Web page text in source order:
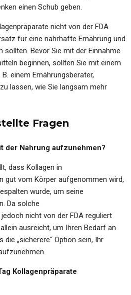
einen Schub geben.
nicht von der FDA
für eine nahrhafte Ernährung und
sollten. Bevor Sie mit der Einnahme
beginnen, sollten Sie mit einem
einem Ernährungsberater,
lassen, wie Sie langsam mehr
Fragen
der Nahrung aufzunehmen?
dass Kollagen in
gut vom Körper aufgenommen wird,
wurde, um seine
Da solche
nicht von der FDA reguliert
ausreicht, um Ihren Bedarf an
die „sicherere“ Option sein, Ihr
Kollagenpräparate